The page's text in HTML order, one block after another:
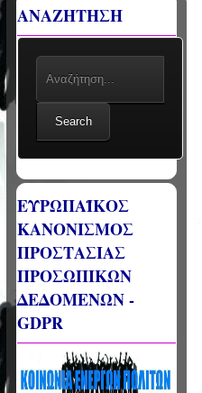
ΑΝΑΖΗΤΗΣΗ
Search
ΕΥΡΩΠΑΪΚΟΣ
ΚΑΝΟΝΙΣΜΟΣ
ΠΡΟΣΤΑΣΙΑΣ
ΠΡΟΣΩΠΙΚΩΝ
ΔΕΔΟΜΕΝΩΝ -
GDPR